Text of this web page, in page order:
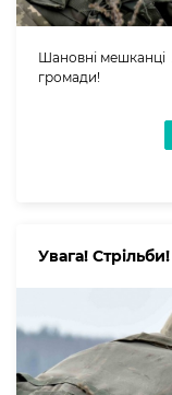
Шановні мешканці
громади!
Увага! Стрільби!